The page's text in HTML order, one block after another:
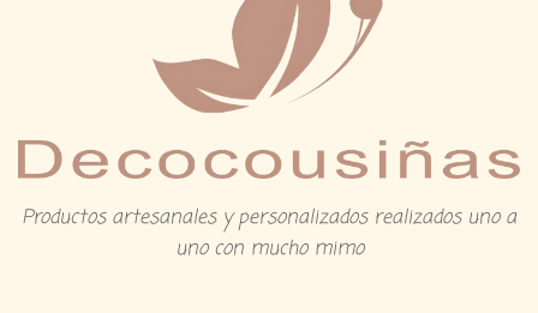
Productos artesanales y personalizados realizados uno a
uno con mucho mimo